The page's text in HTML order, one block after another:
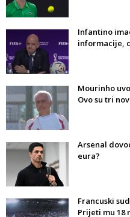
Infantino
informacije,
Mourinho
Ovo su tri
Arsenal
eura?
Francuski
Prijeti mu 18